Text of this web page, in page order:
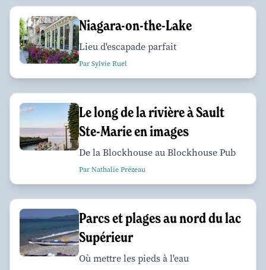
Niagara-on-the-Lake
Lieu d'escapade parfait
Par Sylvie Ruel
Le long de la rivière à Sault
Ste-Marie en images
De la Blockhouse au Blockhouse Pub
Par Nathalie Prézeau
Parcs et plages au nord du lac
Supérieur
Où mettre les pieds à l'eau